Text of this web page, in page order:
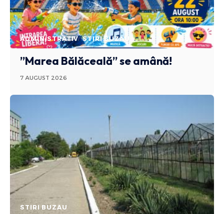
ADMINISTRATIV STIRI BUZAU
”Marea Bălăceală” se amână!
7 AUGUST 2026
STIRI BUZAU